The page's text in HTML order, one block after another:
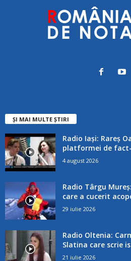
ȘI MAI MULTE ȘTIRI
Radio Iași: Rareș
platformei de
4 august 2026
Radio Târgu
care a cucerit
29 iulie 2026
Radio Oltenia:
Slatina care scrie
21 iulie 2026